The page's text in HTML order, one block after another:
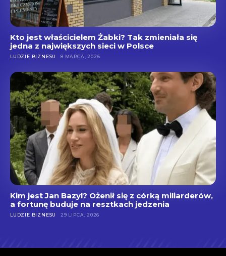
Kto jest właścicielem Żabki? Tak zmieniała się
jedna z największych sieci w Polsce
LUDZIE BIZNESU 8 MARCA, 2026
Kim jest Jan Bazyl? Ożenił się z córką miliarderów,
a fortunę buduje na resztkach jedzenia
LUDZIE BIZNESU 29 LIPCA, 2026